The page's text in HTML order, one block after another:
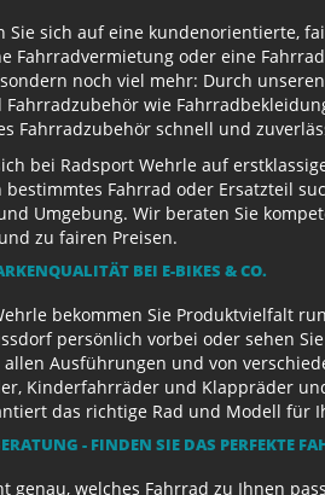
Sie sich auf eine kundenorientierte,
Fahrradvermietung oder eine
noch viel mehr: Durch
Fahrradzubehör wie
Fahrradzubehör schnell und
bei Radsport Wehrle auf
bestimmtes Fahrrad oder Ersatzteil
Umgebung. Wir beraten Sie
zu fairen Preisen.
BEI E-BIKES & CO.
bekommen Sie Produktvielfalt
persönlich vorbei oder sehen
Ausführungen und von
Kinderfahrräder und Klappräder
das richtige Rad und Modell für
- FINDEN SIE DAS PERFEKTE
genau, welches Fahrrad zu Ihnen